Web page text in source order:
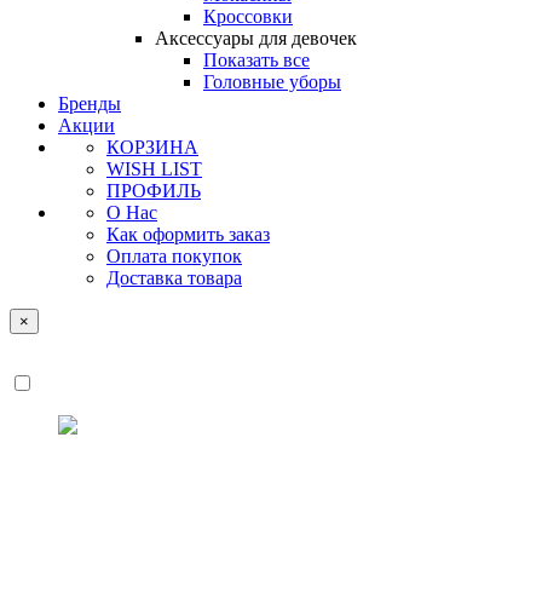
Кроссовки
Аксессуары для девочек
Показать все
Головные уборы
Бренды
Акции
КОРЗИНА
WISH LIST
ПРОФИЛЬ
О Нас
Как оформить заказ
Оплата покупок
Доставка товара
×